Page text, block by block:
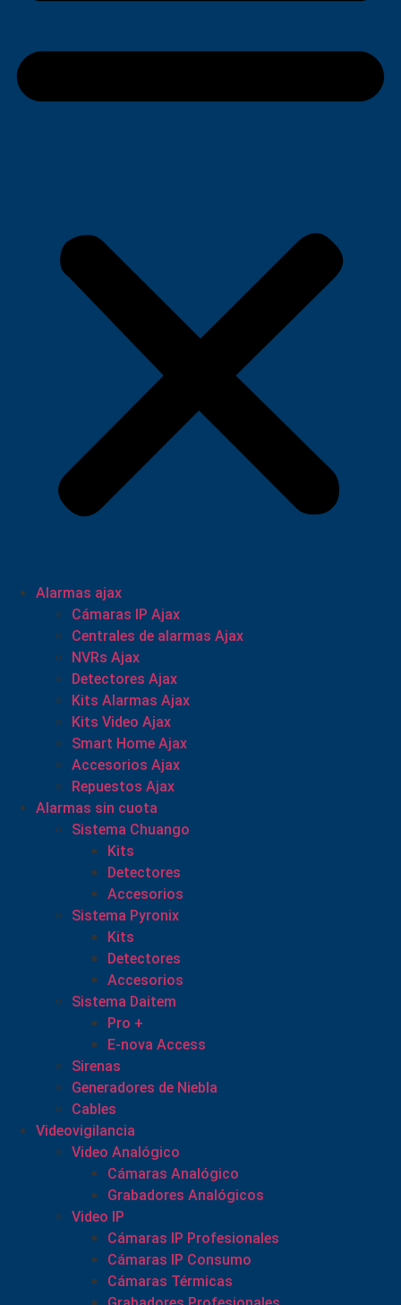
Alarmas ajax
Cámaras IP Ajax
Centrales de alarmas Ajax
NVRs Ajax
Detectores Ajax
Kits Alarmas Ajax
Kits Video Ajax
Smart Home Ajax
Accesorios Ajax
Repuestos Ajax
Alarmas sin cuota
Sistema Chuango
Kits
Detectores
Accesorios
Sistema Pyronix
Kits
Detectores
Accesorios
Sistema Daitem
Pro +
E-nova Access
Sirenas
Generadores de Niebla
Cables
Videovigilancia
Video Analógico
Cámaras Analógico
Grabadores Analógicos
Video IP
Cámaras IP Profesionales
Cámaras IP Consumo
Cámaras Térmicas